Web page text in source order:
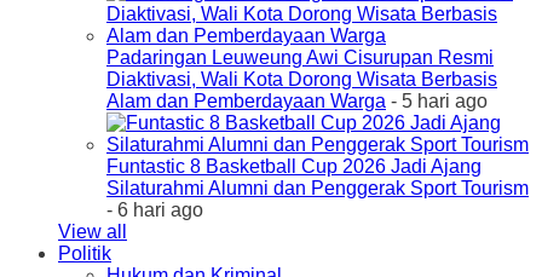
Padaringan Leuweung Awi Cisurupan Resmi
Diaktivasi, Wali Kota Dorong Wisata Berbasis
Alam dan Pemberdayaan Warga - 5 hari ago
Funtastic 8 Basketball Cup 2026 Jadi Ajang
Silaturahmi Alumni dan Penggerak Sport Tourism
- 6 hari ago
View all
Politik